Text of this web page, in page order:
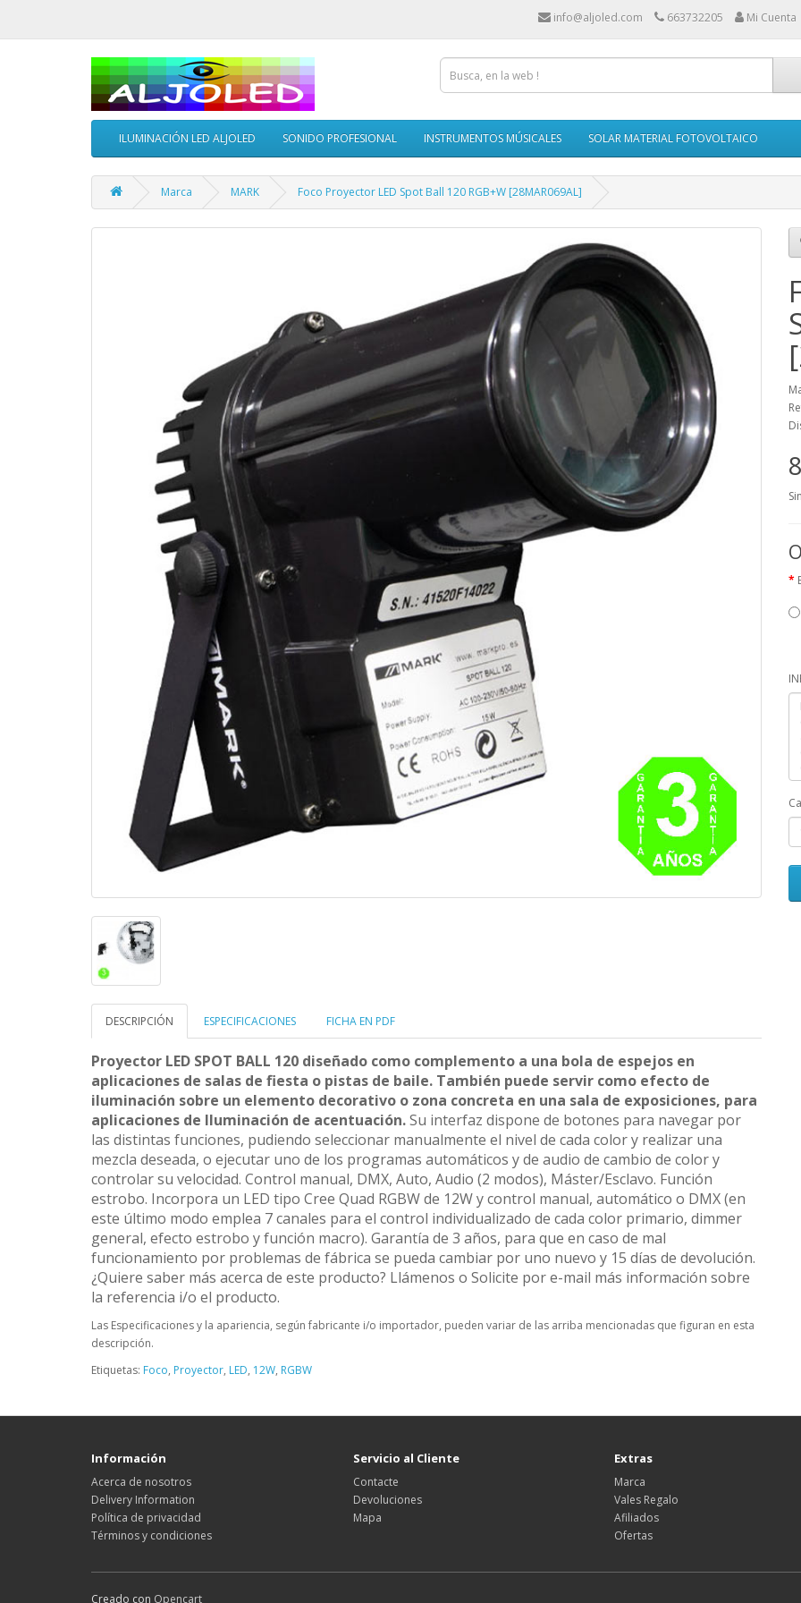
info@aljoled.com 663732205 Mi Cuenta
ILUMINACIÓN LED ALJOLED SONIDO PROFESIONAL INSTRUMENTOS MÚSICALES SOLAR MATERIAL FOTOVOLTAICO
Marca MARK Foco Proyector LED Spot Ball 120 RGB+W [28MAR069AL]
DESCRIPCIÓN ESPECIFICACIONES FICHA EN PDF
Proyector LED SPOT BALL 120 diseñado como complemento a una bola de espejos en
aplicaciones de salas de fiesta o pistas de baile. También puede servir como efecto de
iluminación sobre un elemento decorativo o zona concreta en una sala de exposiciones, para
aplicaciones de Iluminación de acentuación.Su interfaz dispone de botones para navegar por
las distintas funciones, pudiendo seleccionar manualmente el nivel de cada color y realizar una
mezcla deseada, o ejecutar uno de los programas automáticos y de audio de cambio de color y
controlar su velocidad. Control manual, DMX, Auto, Audio (2 modos), Máster/Esclavo. Función
estrobo. Incorpora un LED tipo Cree Quad RGBW de 12W y control manual, automático o DMX (en
este último modo emplea 7 canales para el control individualizado de cada color primario, dimmer
general, efecto estrobo y función macro). Garantía de 3 años, para que en caso de mal
funcionamiento por problemas de fábrica se pueda cambiar por uno nuevo y 15 días de devolución.
¿Quiere saber más acerca de este producto? Llámenos o Solicite por e-mail más información sobre
la referencia i/o el producto.
Las Especificaciones y la apariencia, según fabricante i/o importador, pueden variar de las arriba mencionadas que figuran en esta
descripción.
Etiquetas: Foco, Proyector, LED, 12W, RGBW
Información
Acerca de nosotros
Delivery Information
Política de privacidad
Términos y condiciones
Servicio al Cliente
Contacte
Devoluciones
Mapa
Extras
Marca
Vales Regalo
Afiliados
Ofertas
Creado con Opencart